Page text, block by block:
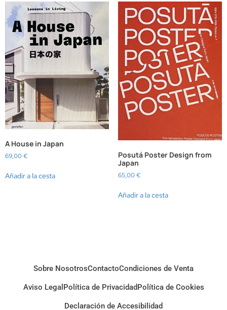
A House in Japan
69,00€
Añadir a la cesta
Posutá Poster Design from
Japan
65,00€
Añadir a la cesta
Sobre NosotrosContactoCondiciones de Venta
Aviso Legal Política de PrivacidadPolítica de Cookies
Declaración de Accesibilidad